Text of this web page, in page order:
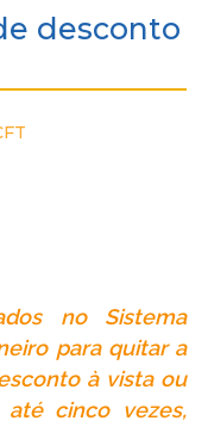
desconto
no Sistema
para quitar a
à vista ou
cinco vezes,